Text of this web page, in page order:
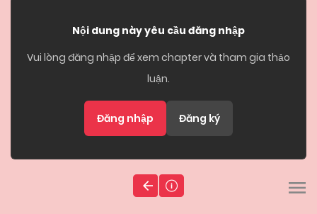
Nội dung này yêu cầu đăng nhập
Vui lòng đăng nhập để xem chapter và tham gia thảo
luận.
Đăng nhập Đăng ký